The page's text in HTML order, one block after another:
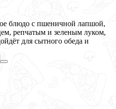
блюдо с пшеничной лапшой,
репчатым и зеленым луком,
для сытного обеда и